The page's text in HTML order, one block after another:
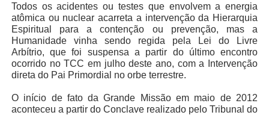
Todos os acidentes ou testes que envolvem a energia
atômica ou nuclear acarreta a intervenção da Hierarquia
Espiritual para a contenção ou prevenção, mas a
Humanidade vinha sendo regida pela Lei do Livre
Arbítrio, que foi suspensa a partir do último encontro
ocorrido no TCC em julho deste ano, com a Intervenção
direta do Pai Primordial no orbe terrestre.
O início de fato da Grande Missão em maio de 2012
aconteceu a partir do Conclave realizado pelo Tribunal do